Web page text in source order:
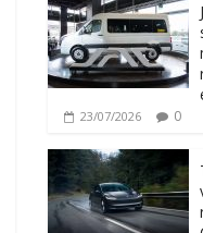
23/07/2026 0